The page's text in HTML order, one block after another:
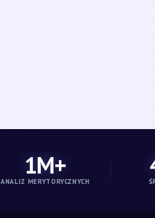
1M+
ANALIZ MERYTORYCZNYCH